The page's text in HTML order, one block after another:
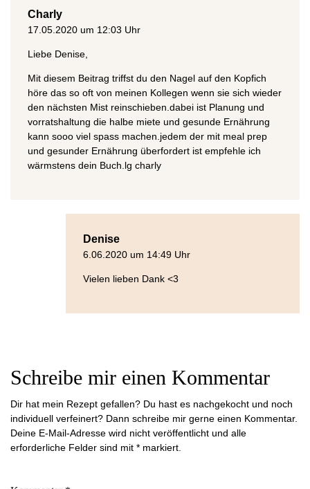
Charly
17.05.2020 um 12:03 Uhr
Liebe Denise,
Mit diesem Beitrag triffst du den Nagel auf den Kopfich
höre das so oft von meinen Kollegen wenn sie sich wieder
den nächsten Mist reinschieben.dabei ist Planung und
vorratshaltung die halbe miete und gesunde Ernährung
kann sooo viel spass machen.jedem der mit meal prep
und gesunder Ernährung überfordert ist empfehle ich
wärmstens dein Buch.lg charly
Denise
6.06.2020 um 14:49 Uhr
Vielen lieben Dank <3
Schreibe mir einen Kommentar
Dir hat mein Rezept gefallen? Du hast es nachgekocht und noch
individuell verfeinert? Dann schreibe mir gerne einen Kommentar.
Deine E-Mail-Adresse wird nicht veröffentlicht und alle
erforderliche Felder sind mit * markiert.